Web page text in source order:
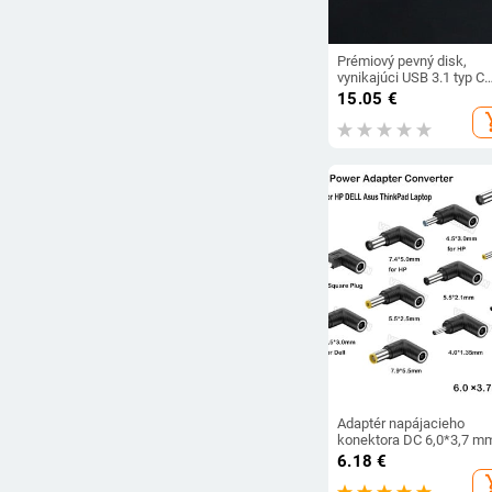
Prémiový pevný disk,
vynikajúci USB 3.1 typ C
SATA SSD pevný disk,
prenosný 4-farebný
disk pre stolný počítač
15.05 €
Adaptér napájacieho
konektora DC 6,0*3,7
samica na 4,0x1,7 5,5x2,5
4,0x1,35 7,4x5,0 mm
6.18 €